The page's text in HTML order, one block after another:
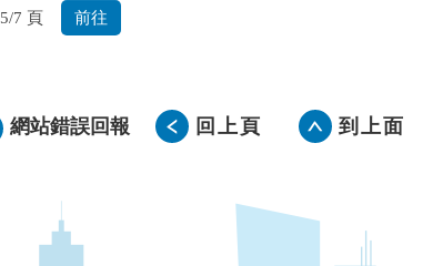
5/7 頁 前往
網站錯誤回報 回上頁 到上面